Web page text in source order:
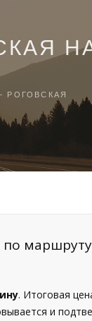
РОГОВСКАЯ
. Итоговая
и